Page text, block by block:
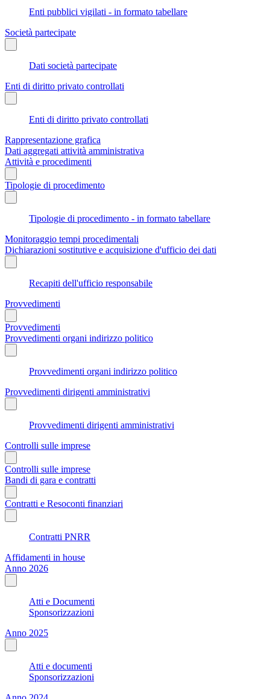
Enti pubblici vigilati - in formato tabellare
Società partecipate
Dati società partecipate
Enti di diritto privato controllati
Enti di diritto privato controllati
Rappresentazione grafica
Dati aggregati attività amministrativa
Attività e procedimenti
Tipologie di procedimento
Tipologie di procedimento - in formato tabellare
Monitoraggio tempi procedimentali
Dichiarazioni sostitutive e acquisizione d'ufficio dei dati
Recapiti dell'ufficio responsabile
Provvedimenti
Provvedimenti
Provvedimenti organi indirizzo politico
Provvedimenti organi indirizzo politico
Provvedimenti dirigenti amministrativi
Provvedimenti dirigenti amministrativi
Controlli sulle imprese
Controlli sulle imprese
Bandi di gara e contratti
Contratti e Resoconti finanziari
Contratti PNRR
Affidamenti in house
Anno 2026
Atti e Documenti
Sponsorizzazioni
Anno 2025
Atti e documenti
Sponsorizzazioni